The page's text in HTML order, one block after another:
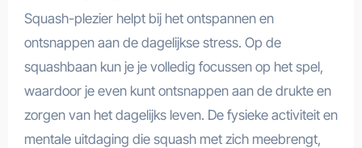
Squash-plezier helpt bij het ontspannen en
ontsnappen aan de dagelijkse stress. Op de
squashbaan kun je je volledig focussen op het spel,
waardoor je even kunt ontsnappen aan de drukte en
zorgen van het dagelijks leven. De fysieke activiteit en
mentale uitdaging die squash met zich meebrengt,